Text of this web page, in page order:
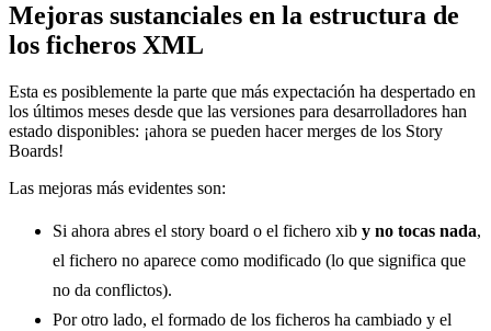
Mejoras sustanciales en la estructura de
los ficheros XML
Esta es posiblemente la parte que más expectación ha despertado en
los últimos meses desde que las versiones para desarrolladores han
estado disponibles: ¡ahora se pueden hacer merges de los Story
Boards!
Las mejoras más evidentes son:
Si ahora abres el story board o el fichero xib y no tocas nada,
el fichero no aparece como modificado (lo que significa que
no da conflictos).
Por otro lado, el formado de los ficheros ha cambiado y el